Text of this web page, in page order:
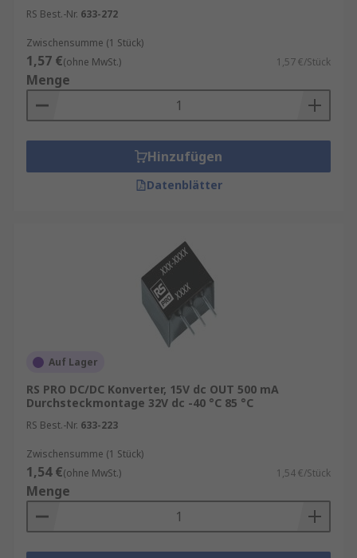
RS Best.-Nr. 633-272
Zwischensumme (1 Stück)
1,57 €(ohne MwSt.) 1,57 €/Stück
Menge
Hinzufügen
Datenblätter
Auf Lager
RS PRO DC/DC Konverter, 15V dc OUT 500 mA
Durchsteckmontage 32V dc -40 °C 85 °C
RS Best.-Nr. 633-223
Zwischensumme (1 Stück)
1,54 €(ohne MwSt.) 1,54 €/Stück
Menge